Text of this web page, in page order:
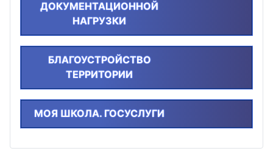
ДОКУМЕНТАЦИОННОЙ
НАГРУЗКИ
БЛАГОУСТРОЙСТВО
ТЕРРИТОРИИ
МОЯ ШКОЛА. ГОСУСЛУГИ